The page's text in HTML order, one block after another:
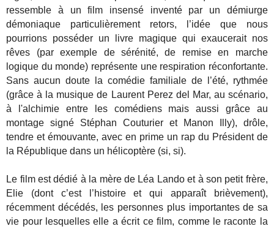
ressemble à un film insensé inventé par un démiurge
démoniaque particulièrement retors, l’idée que nous
pourrions posséder un livre magique qui exaucerait nos
rêves (par exemple de sérénité, de remise en marche
logique du monde) représente une respiration réconfortante.
Sans aucun doute la comédie familiale de l’été, rythmée
(grâce à la musique de Laurent Perez del Mar, au scénario,
à l'alchimie entre les comédiens mais aussi grâce au
montage signé Stéphan Couturier et Manon Illy), drôle,
tendre et émouvante, avec en prime un rap du Président de
la République dans un hélicoptère (si, si).
Le film est dédié à la mère de Léa Lando et à son petit frère,
Elie (dont c’est l’histoire et qui apparaît brièvement),
récemment décédés, les personnes plus importantes de sa
vie pour lesquelles elle a écrit ce film, comme le raconte la